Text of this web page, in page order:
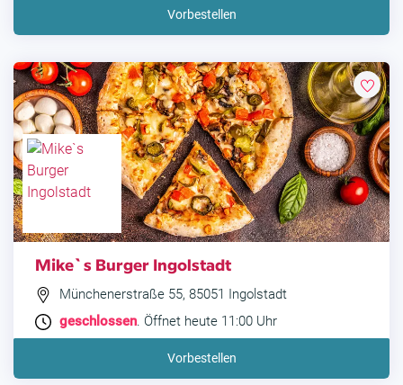
Vorbestellen
Mike`s Burger Ingolstadt
Münchenerstraße 55, 85051 Ingolstadt
geschlossen. Öffnet heute 11:00 Uhr
Vorbestellen